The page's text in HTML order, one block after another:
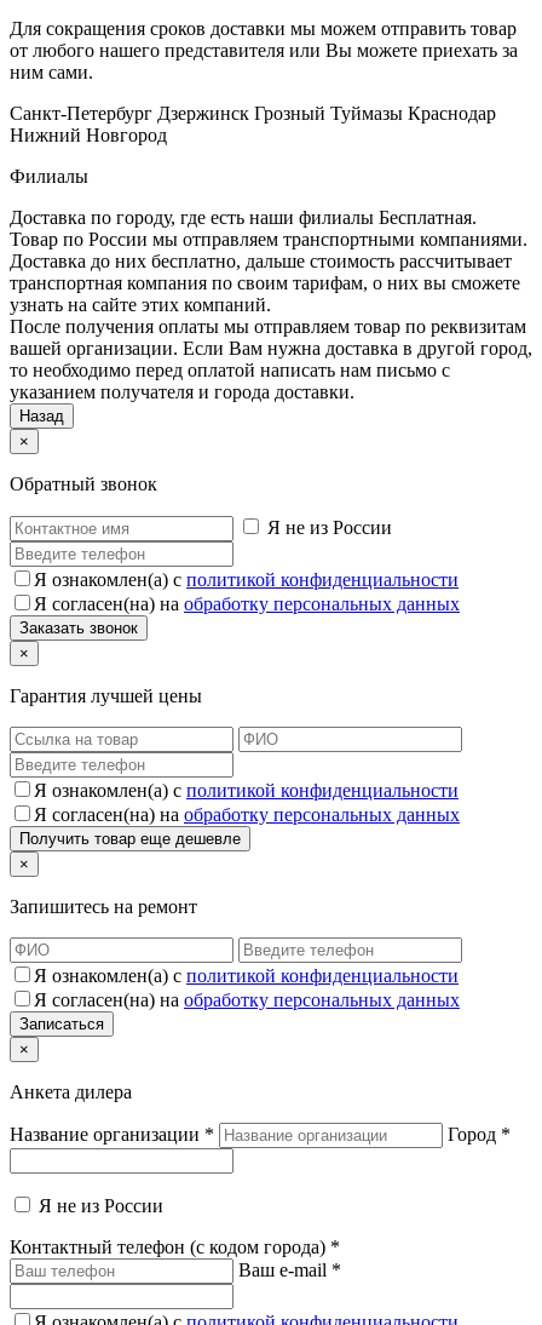
Для сокращения сроков доставки мы можем отправить товар
от любого нашего представителя или Вы можете приехать за
ним сами.
Санкт-Петербург Дзержинск Грозный Туймазы Краснодар
Нижний Новгород
Филиалы
Доставка по городу, где есть наши филиалы Бесплатная.
Товар по России мы отправляем транспортными компаниями.
Доставка до них бесплатно, дальше стоимость рассчитывает
транспортная компания по своим тарифам, о них вы сможете
узнать на сайте этих компаний.
После получения оплаты мы отправляем товар по реквизитам
вашей организации. Если Вам нужна доставка в другой город,
то необходимо перед оплатой написать нам письмо с
указанием получателя и города доставки.
Назад
×
Обратный звонок
Я не из России
Я ознакомлен(а) с политикой конфиденциальности
Я согласен(на) на обработку персональных данных
×
Гарантия лучшей цены
Я ознакомлен(а) с политикой конфиденциальности
Я согласен(на) на обработку персональных данных
×
Запишитесь на ремонт
Я ознакомлен(а) с политикой конфиденциальности
Я согласен(на) на обработку персональных данных
×
Анкета дилера
Название организации * Город *
Я не из России
Контактный телефон (с кодом города) *
Ваш e-mail *